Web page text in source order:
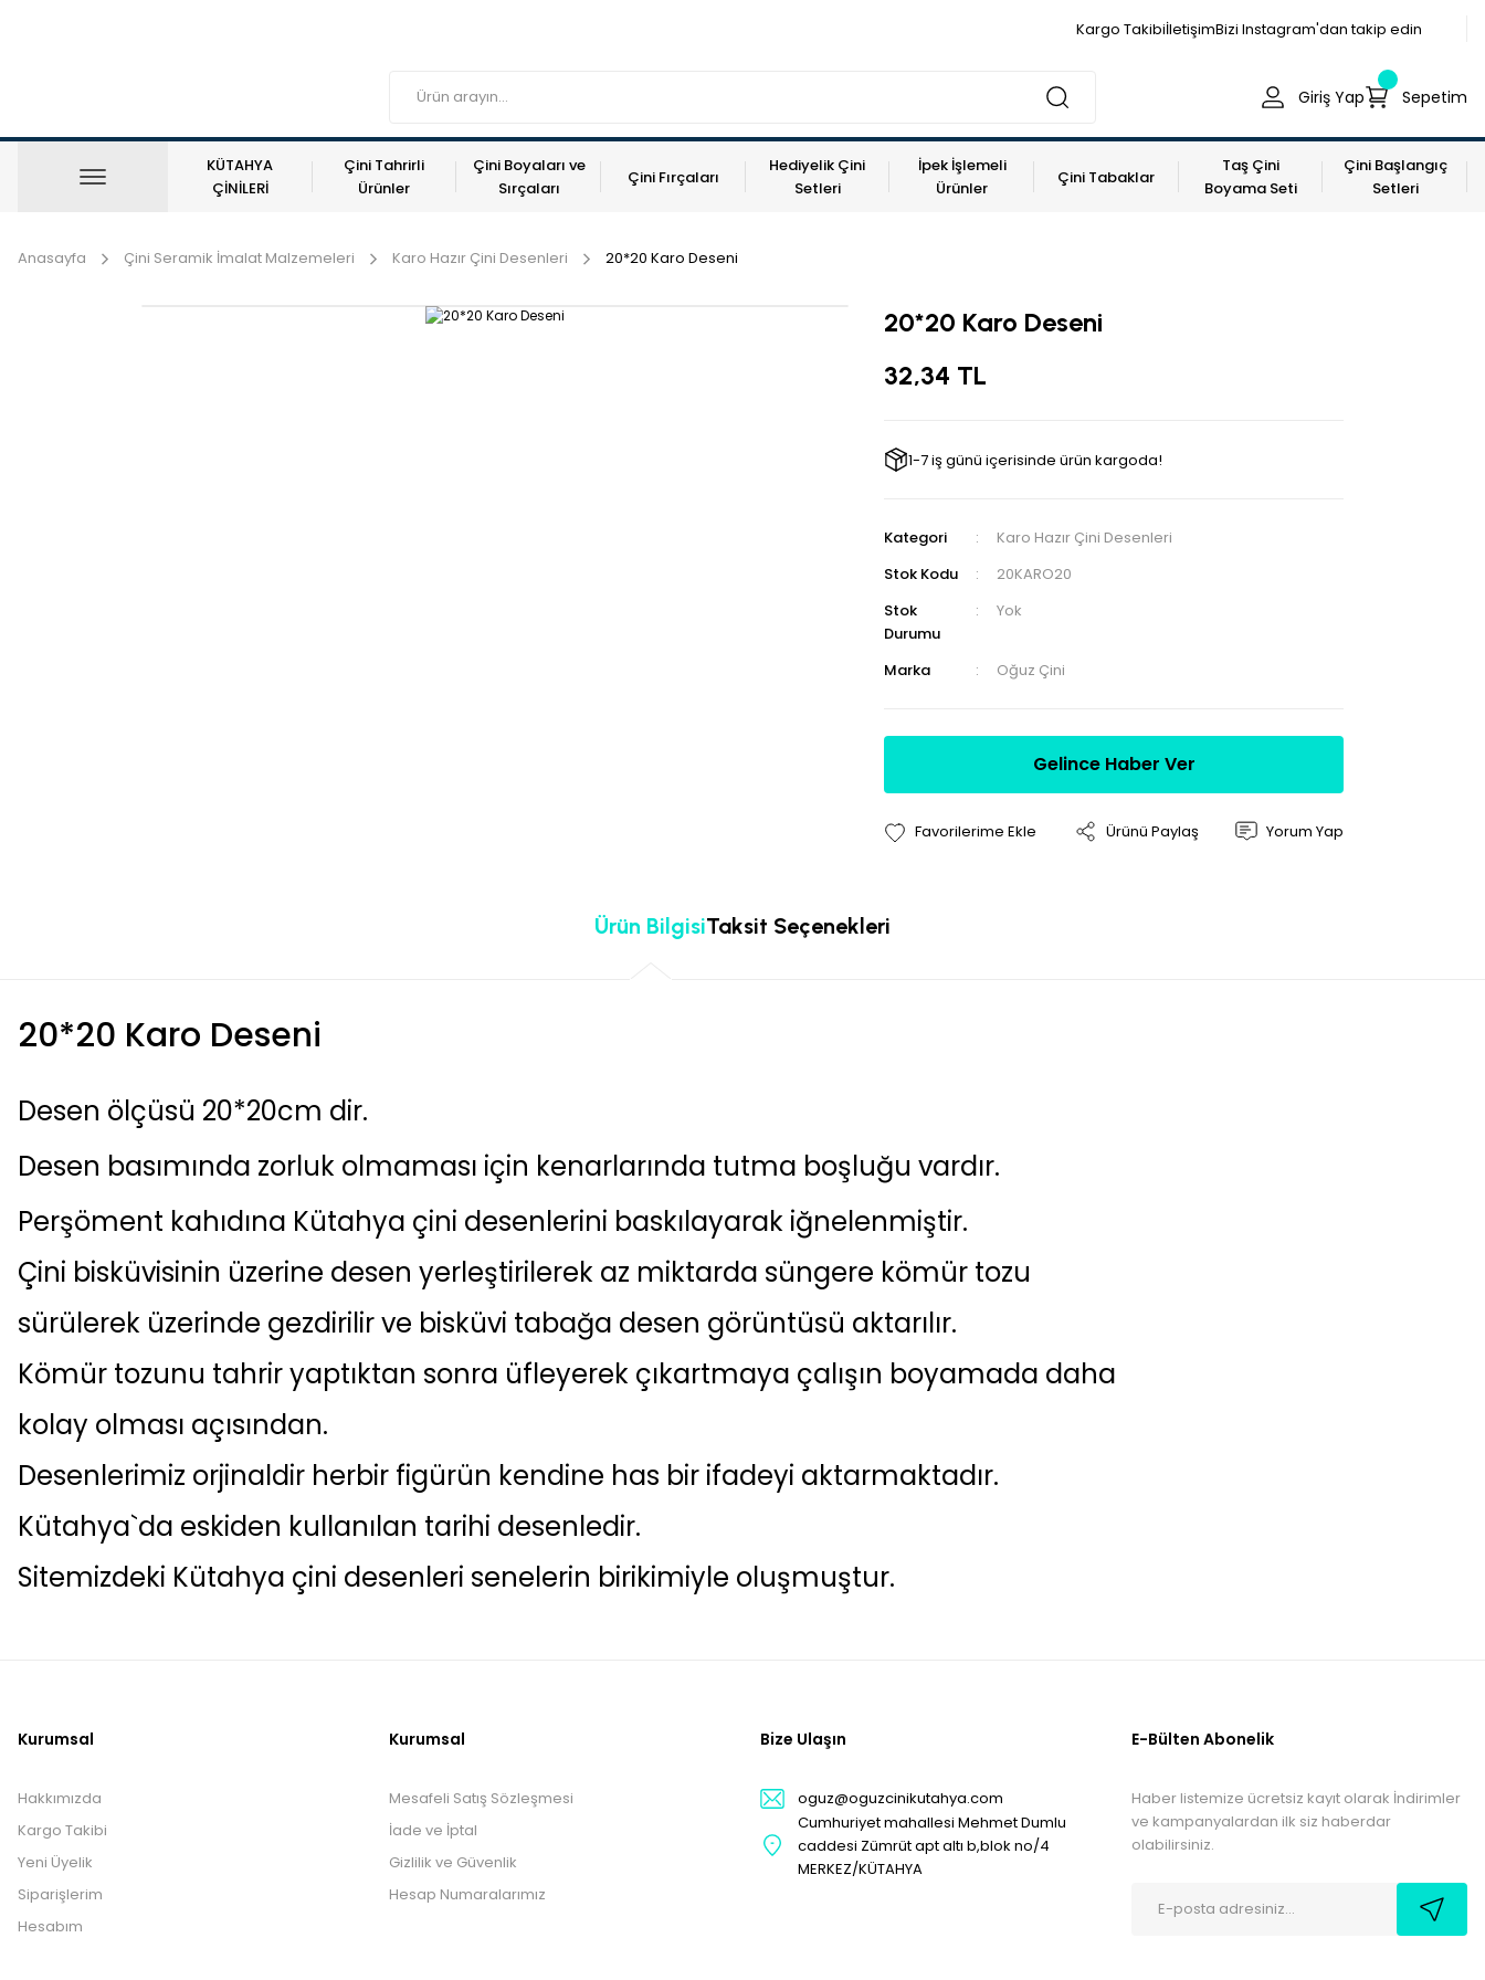
Kargo TakibiİletişimBizi Instagram'dan takip edin
Giriş Yap Sepetim
KÜTAHYA
ÇİNİLERİ
Çini Tahrirli
Ürünler
Çini Boyaları ve
Sırçaları
Çini Fırçaları
Hediyelik Çini
Setleri
İpek İşlemeli
Ürünler
Çini Tabaklar
Taş Çini
Boyama Seti
Çini Başlangıç
Setleri
Anasayfa Çini Seramik İmalat Malzemeleri Karo Hazır Çini Desenleri 20*20 Karo Deseni
20*20 Karo Deseni
32,34 TL
1-7 iş günü içerisinde ürün kargoda!
Kategori
Karo Hazır Çini Desenleri
Stok Kodu
20KARO20
Stok
Durumu
Yok
Marka Oğuz Çini
Gelince Haber Ver
Ürünü Paylaş Yorum Yap
Ürün BilgisiTaksit Seçenekleri
20*20 Karo Deseni
Desen ölçüsü 20*20cm dir.
Desen basımında zorluk olmaması için kenarlarında tutma boşluğu vardır.
Perşöment kahıdına Kütahya çini desenlerini baskılayarak iğnelenmiştir.
Çini bisküvisinin üzerine desen yerleştirilerek az miktarda süngere kömür tozu
sürülerek üzerinde gezdirilir ve bisküvi tabağa desen görüntüsü aktarılır.
Kömür tozunu tahrir yaptıktan sonra üfleyerek çıkartmaya çalışın boyamada daha
kolay olması açısından.
Desenlerimiz orjinaldir herbir figürün kendine has bir ifadeyi aktarmaktadır.
Kütahya`da eskiden kullanılan tarihi desenledir.
Sitemizdeki Kütahya çini desenleri senelerin birikimiyle oluşmuştur.
Kurumsal
Hakkımızda
Kargo Takibi
Yeni Üyelik
Siparişlerim
Hesabım
Kurumsal
Mesafeli Satış Sözleşmesi
İade ve İptal
Gizlilik ve Güvenlik
Hesap Numaralarımız
Bize Ulaşın
oguz@oguzcinikutahya.com
Cumhuriyet mahallesi Mehmet Dumlu
caddesi Zümrüt apt altı b,blok no/4
MERKEZ/KÜTAHYA
E-Bülten Abonelik
Haber listemize ücretsiz kayıt olarak İndirimler
ve kampanyalardan ilk siz haberdar
olabilirsiniz.